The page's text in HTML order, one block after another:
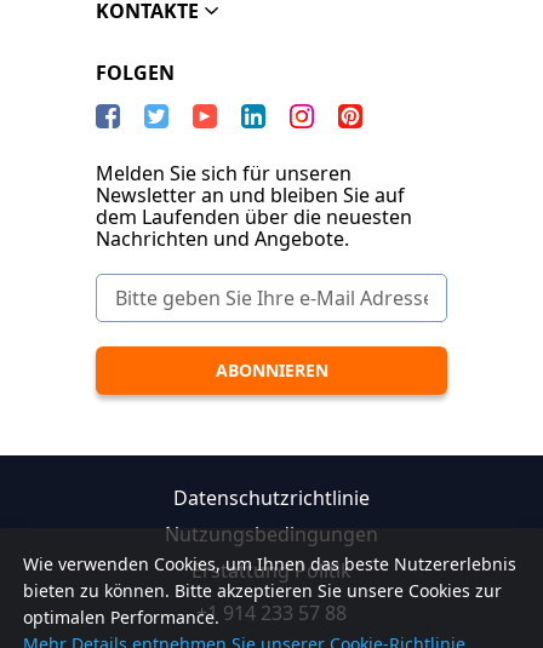
Wie verwenden Cookies, um Ihnen das beste Nutzererlebnis
bieten zu können. Bitte akzeptieren Sie unsere Cookies zur
optimalen Performance.
KONTAKTE
FOLGEN
Melden Sie sich für unseren
Newsletter an und bleiben Sie auf
dem Laufenden über die neuesten
Nachrichten und Angebote.
Datenschutzrichtlinie
Nutzungsbedingungen
Erstattung Politik
+1 914 233 57 88